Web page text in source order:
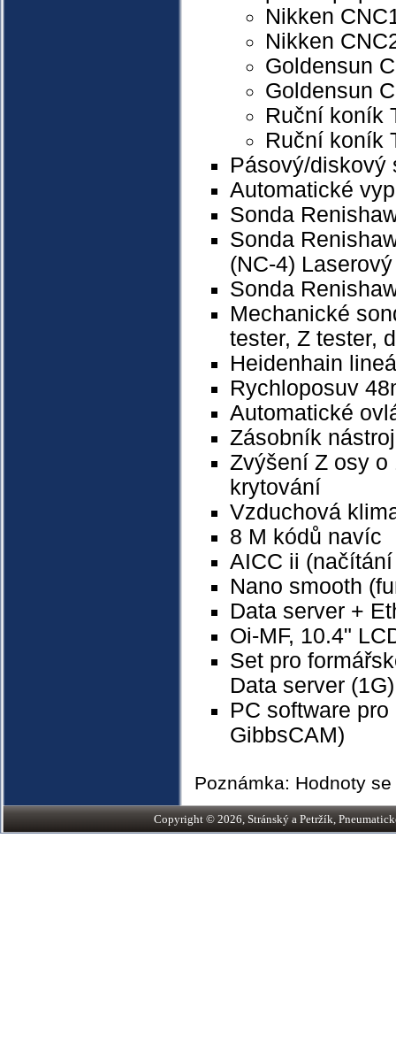
Nikken
Nikken
Goldensun
Goldensun
Ruční koník
Ruční koník
Pásový/diskový
Automatické
Sonda
Sonda
(NC-4)
Sonda
Mechanické
tester, Z tester,
Heidenhain
Rychloposuv
Automatické
Zásobník
Zvýšení Z osy o
krytování
Vzduchová
8 M kódů navíc
AICC ii
Nano smooth
Data server +
Oi-MF, 10.4"
Set pro
Data server
PC software
GibbsCAM)
Poznámka: Hodnoty
Copyright © 2026, Stránský a Petržík,